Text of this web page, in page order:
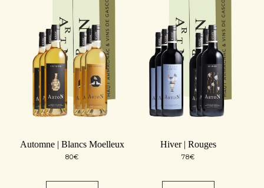
Automne | Blancs Moelleux
80€
Hiver | Rouges
78€